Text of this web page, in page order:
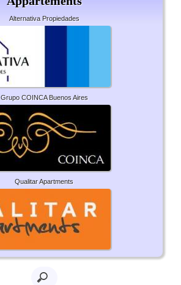
Alternativa Propiedades
Grupo COINCA Buenos Aires
Qualitar Apartments